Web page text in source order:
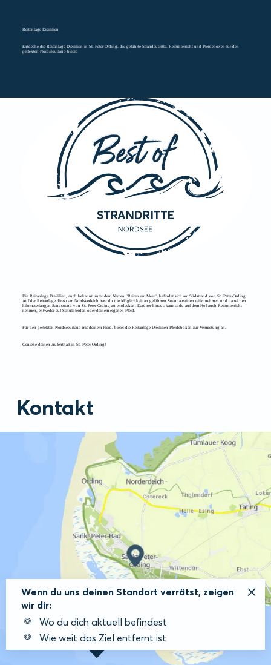
Reitanlage Dreililien
Entdecke die Reitanlage Dreililien in St. Peter-Ording, die geführte Strandausritte, Reitunterricht und Pferdeboxen für den
perfekten Nordseeurlaub bietet.
STRANDRITTE
Die Reitanlage Dreililien, auch bekannt unter dem Namen "Reiten am Meer", befindet sich am Südstrand von St. Peter-Ording.
Auf der Reitanlage direkt am Nordseedeich hast du die Möglichkeit an geführten Strandausritten teilzunehmen und dabei den
kilometerlangen Sandstrand von St. Peter-Ording zu entdecken. Darüber hinaus kannst du auf dem Hof auch Reitunterricht
nehmen, entweder auf Schulpferden oder deinem eigenen Pferd.
Für den perfekten Nordseeurlaub mit deinem Pferd, bietet die Reitanlage Dreililien Pferdeboxen zur Vermietung an.
Genieße deinen Aufenthalt in St. Peter-Ording!
Kontakt
Wenn du uns deinen Standort verrätst, zeigen
wir dir:
Wo du dich aktuell befindest
Wie weit das Ziel entfernt ist